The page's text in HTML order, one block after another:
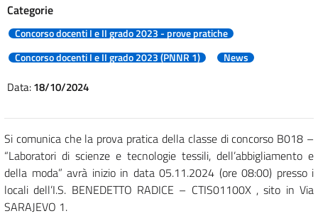
Categorie
Concorso docenti I e II grado 2023 - prove pratiche
Concorso docenti I e II grado 2023 (PNNR 1)
News
Data:18/10/2024
Si comunica che la prova pratica della classe di concorso B018 –
“Laboratori di scienze e tecnologie tessili, dell’abbigliamento e
della moda” avrà inizio in data 05.11.2024 (ore 08:00) presso i
locali dell’I.S. BENEDETTO RADICE – CTIS01100X , sito in Via
SARAJEVO 1.